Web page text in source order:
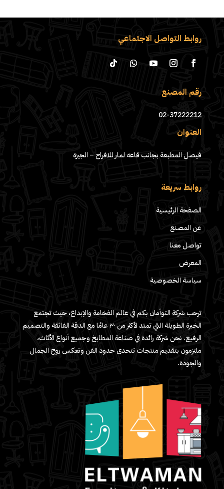
روابط التواصل الاجتماعي
رقم المصنع
02-37222212
العنوان
فيصل المطبعة بجانب قاعه لمار للافراح – الجيزة
روابط سريعة
الصفحة الرئيسية
عن المصنع
تواصل معنا
المعرض
سياسة الخصوصية
ترحب شركة التوأمان بكم في عالم الفخامة والإبداع، حيث تجتمع
الخبرة الطويلة التي تمتد لأكثر من ٣٠ عامًا مع الدقة الفائقة والتصميم
الرفيع. نحن شركة رائدة في صناعة المطابخ وجميع أنواع الأثاث،
ملتزمون بتقديم منتجات تتحدى حدود الفن وتعكس روح الجمال
والجودة.